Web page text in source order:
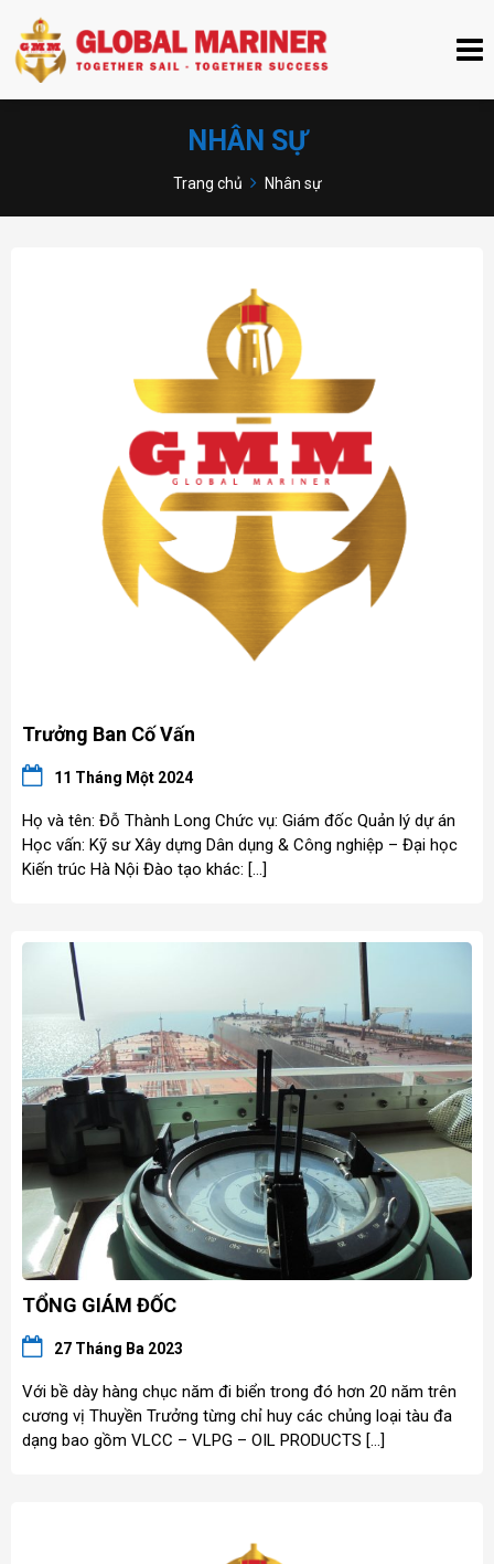
NHÂN SỰ
Trang chủ Nhân sự
Trưởng Ban Cố Vấn
11 Tháng Một 2024
Họ và tên: Đỗ Thành Long Chức vụ: Giám đốc Quản lý dự án
Học vấn: Kỹ sư Xây dựng Dân dụng & Công nghiệp – Đại học
Kiến trúc Hà Nội Đào tạo khác: […]
TỔNG GIÁM ĐỐC
27 Tháng Ba 2023
Với bề dày hàng chục năm đi biển trong đó hơn 20 năm trên
cương vị Thuyền Trưởng từng chỉ huy các chủng loại tàu đa
dạng bao gồm VLCC – VLPG – OIL PRODUCTS […]